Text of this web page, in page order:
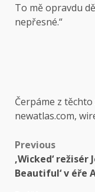
To mě opravdu
nepřesné.“
Čerpáme z
newatlas.com,
Post
Previous
‚Wicked‘ režisér
Beautiful‘ v éře